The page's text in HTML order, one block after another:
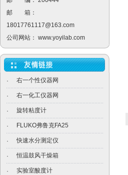
邮 箱：
18017761117@163.com
公司网站： www.yoyilab.com
· 右一个性仪器网
· 右一化工仪器网
· 旋转粘度计
· FLUKO弗鲁克FA25
· 快速水分测定仪
· 恒温鼓风干燥箱
· 实验室酸度计